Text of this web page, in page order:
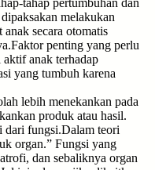
tahap pertumbuhan dan
melakukan
anak secara otomatis
penting yang perlu
anak terhadap
yang tumbuh karena
lebih menekankan pada
produk atau hasil.
dari fungsi.Dalam teori
organ.” Fungsi yang
dan sebaliknya organ